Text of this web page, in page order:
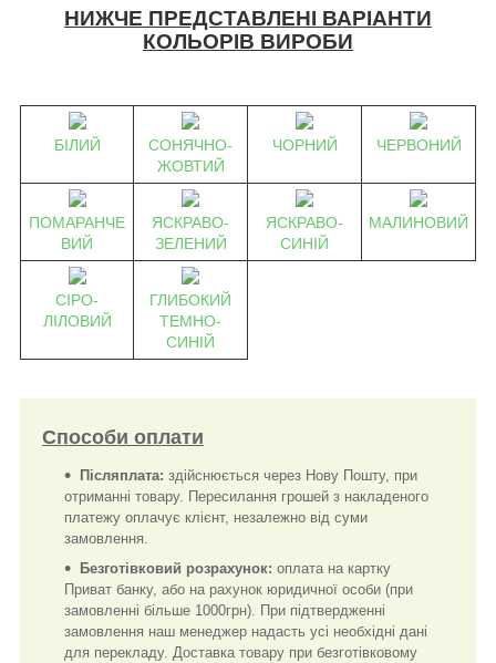
НИЖЧЕ ПРЕДСТАВЛЕНІ ВАРІАНТИ
КОЛЬОРІВ ВИРОБИ
БІЛИЙ
СОНЯЧНО-
ЖОВТИЙ
ЧОРНИЙ ЧЕРВОНИЙ
ПОМАРАНЧЕ
ВИЙ
ЯСКРАВО-
ЗЕЛЕНИЙ
ЯСКРАВО-
СИНІЙ
МАЛИНОВИЙ
СІРО-
ЛІЛОВИЙ
ГЛИБОКИЙ
ТЕМНО-
СИНІЙ
Способи оплати
Післяплата: здійснюється через Нову Пошту, при
отриманні товару. Пересилання грошей з накладеного
платежу оплачує клієнт, незалежно від суми
замовлення.
Безготівковий розрахунок: оплата на картку
Приват банку, або на рахунок юридичної особи (при
замовленні більше 1000грн). При підтвердженні
замовлення наш менеджер надасть усі необхідні дані
для перекладу. Доставка товару при безготівковому